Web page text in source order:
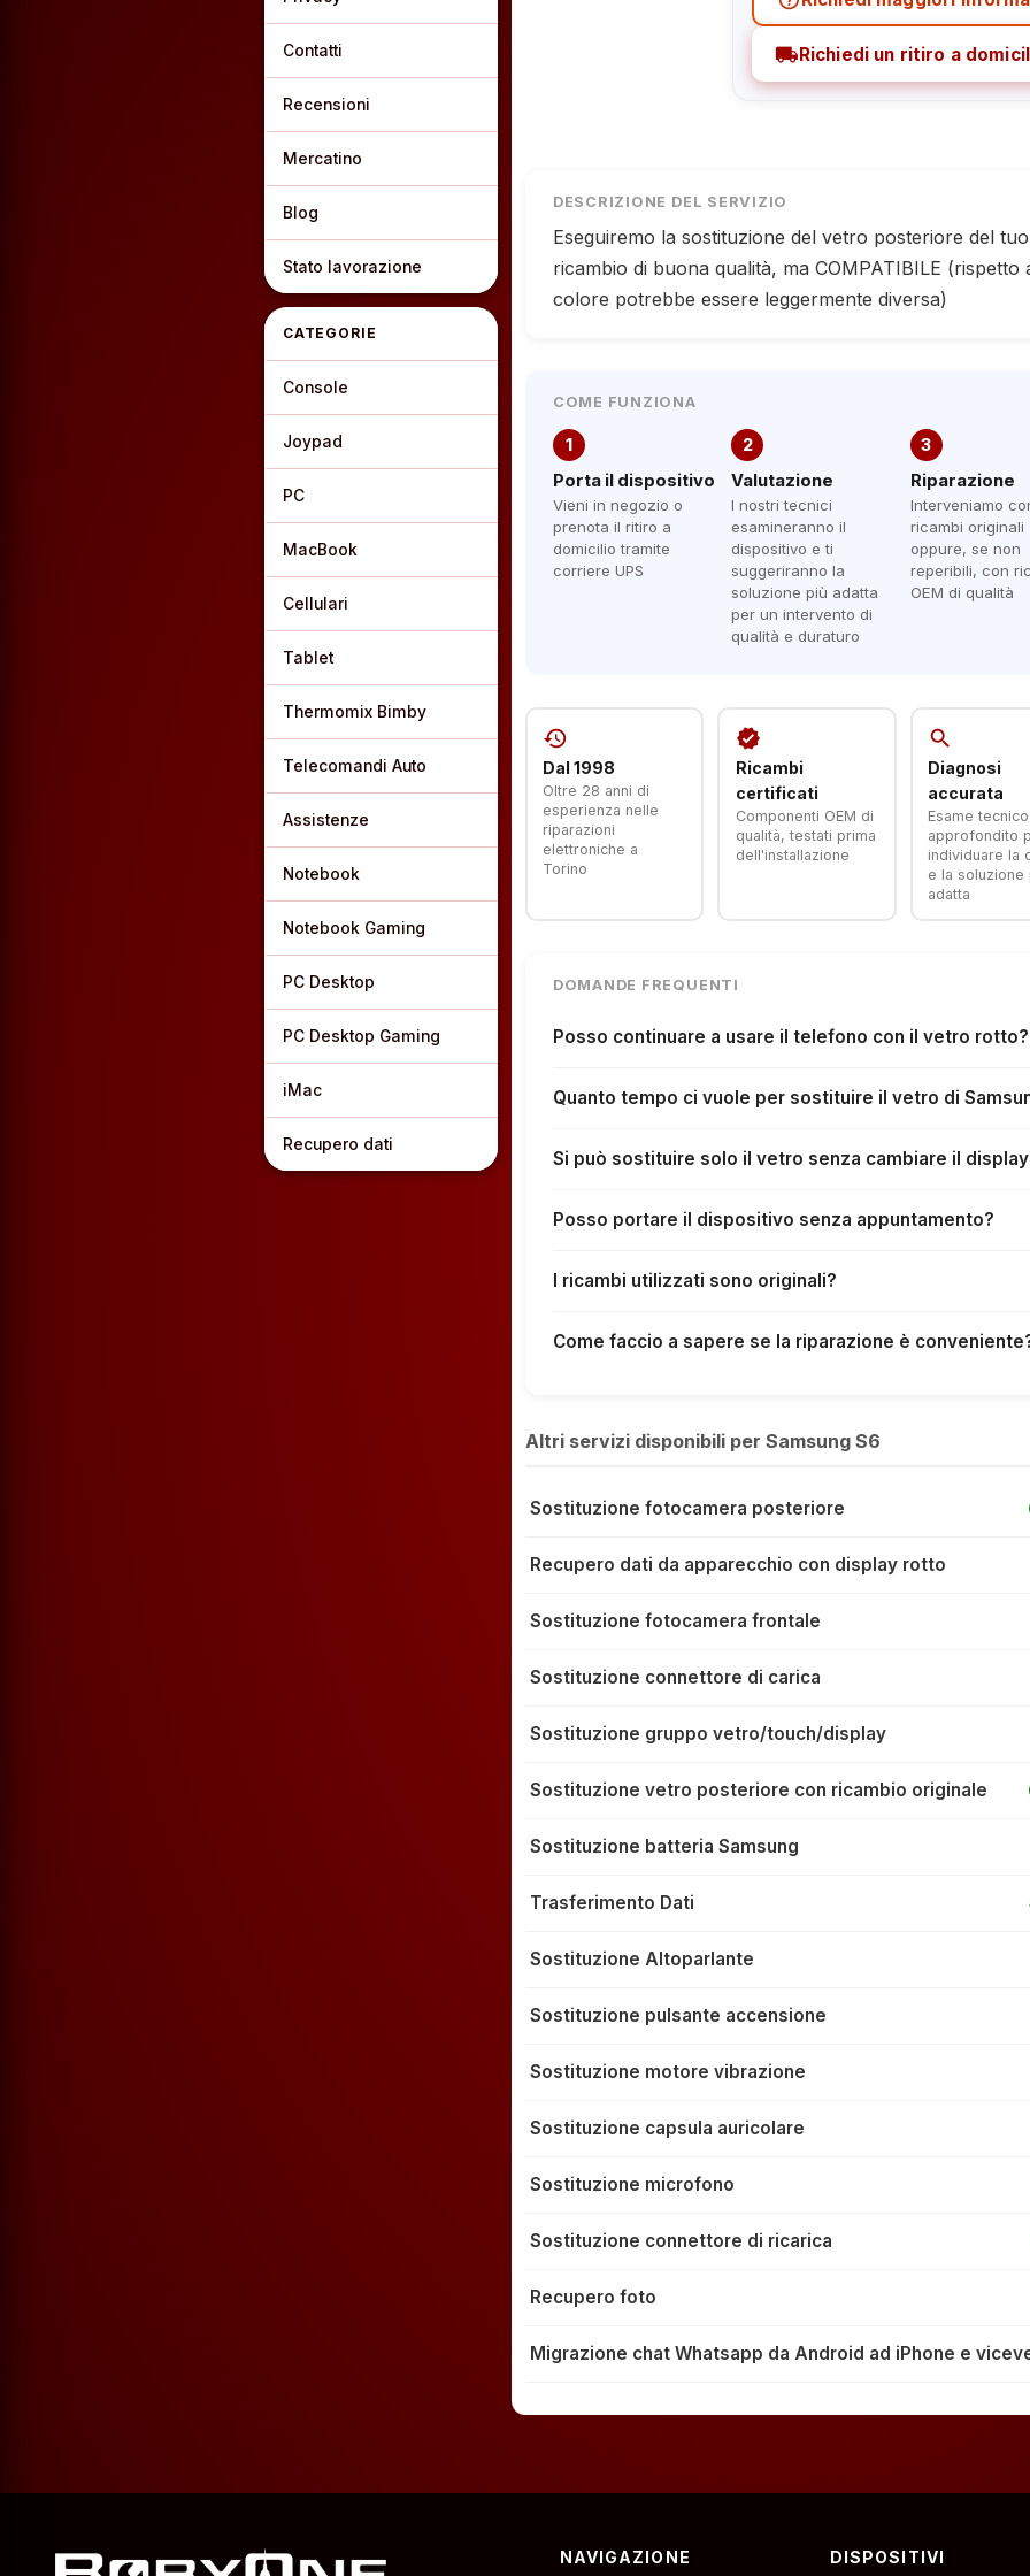
Contatti
Recensioni
Mercatino
Blog
Stato lavorazione
CATEGORIE
Console
Joypad
PC
MacBook
Cellulari
Tablet
Thermomix Bimby
Telecomandi Auto
Assistenze
Notebook
Notebook Gaming
PC Desktop
PC Desktop Gaming
iMac
Recupero dati
local_shippingRichiedi un ritiro a
DESCRIZIONE DEL SERVIZIO
Eseguiremo la sostituzione del vetro posteriore del
ricambio di buona qualità, ma COMPATIBILE
colore potrebbe essere leggermente diversa)
COME FUNZIONA
1
Porta il dispositivo
Vieni in negozio o
prenota il ritiro a
domicilio tramite
corriere UPS
2
Valutazione
I nostri tecnici
esamineranno il
dispositivo e ti
suggeriranno la
soluzione più adatta
per un intervento di
qualità e duraturo
3
Riparazione
Interveniamo
ricambi originali
oppure, se non
reperibili, con
OEM di qualità
history
Dal 1998
Oltre 28 anni di
esperienza nelle
riparazioni
elettroniche a
Torino
verified
Ricambi
certificati
Componenti OEM di
qualità, testati prima
dell'installazione
search
Diagnosi
accurata
Esame tecnico
approfondito
individuare la
e la soluzione
adatta
DOMANDE FREQUENTI
Posso continuare a usare il telefono con il vetro rotto?
Quanto tempo ci vuole per sostituire il vetro di
Si può sostituire solo il vetro senza cambiare il
Posso portare il dispositivo senza appuntamento?
I ricambi utilizzati sono originali?
Come faccio a sapere se la riparazione è
Altri servizi disponibili per Samsung S6
Sostituzione fotocamera posteriore
Recupero dati da apparecchio con display rotto
Sostituzione fotocamera frontale
Sostituzione connettore di carica
Sostituzione gruppo vetro/touch/display
Sostituzione vetro posteriore con ricambio originale
Sostituzione batteria Samsung
Trasferimento Dati
Sostituzione Altoparlante
Sostituzione pulsante accensione
Sostituzione motore vibrazione
Sostituzione capsula auricolare
Sostituzione microfono
Sostituzione connettore di ricarica
Recupero foto
Migrazione chat Whatsapp da Android ad iPhone e
NAVIGAZIONE DISPOSITIVI